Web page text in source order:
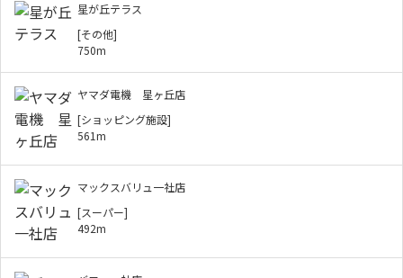
星が丘テラス
[その他]
750m
ヤマダ電機 星ヶ丘店
[ショッピング施設]
561m
マックスバリュ一社店
[スーパー]
492m